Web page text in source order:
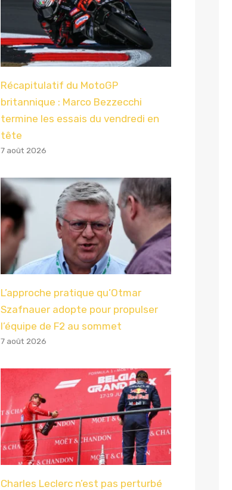
Récapitulatif du MotoGP
britannique : Marco Bezzecchi
termine les essais du vendredi en
tête
7 août 2026
L’approche pratique qu’Otmar
Szafnauer adopte pour propulser
l’équipe de F2 au sommet
7 août 2026
Charles Leclerc n’est pas perturbé